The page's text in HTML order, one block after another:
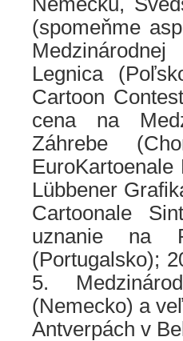
(spomeňme
Legnica
Cartoon
cena na
Záhrebe
Lübbener
Cartoonale
uznanie na
(Portugalsko);
5.
(Nemecko) a
Antverpách v